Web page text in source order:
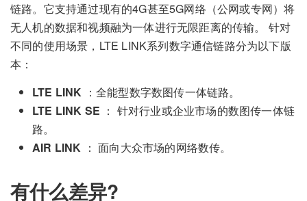
链路。它支持通过现有的4G甚至5G网络（公网或专网）将
无人机的数据和视频融为一体进行无限距离的传输。 针对
不同的使用场景，LTE LINK系列数字通信链路分为以下版
本：
LTE LINK ：全能型数字数图传一体链路。
LTE LINK SE ： 针对行业或企业市场的数图传一体链
路。
AIR LINK ： 面向大众市场的网络数传。
有什么差异?